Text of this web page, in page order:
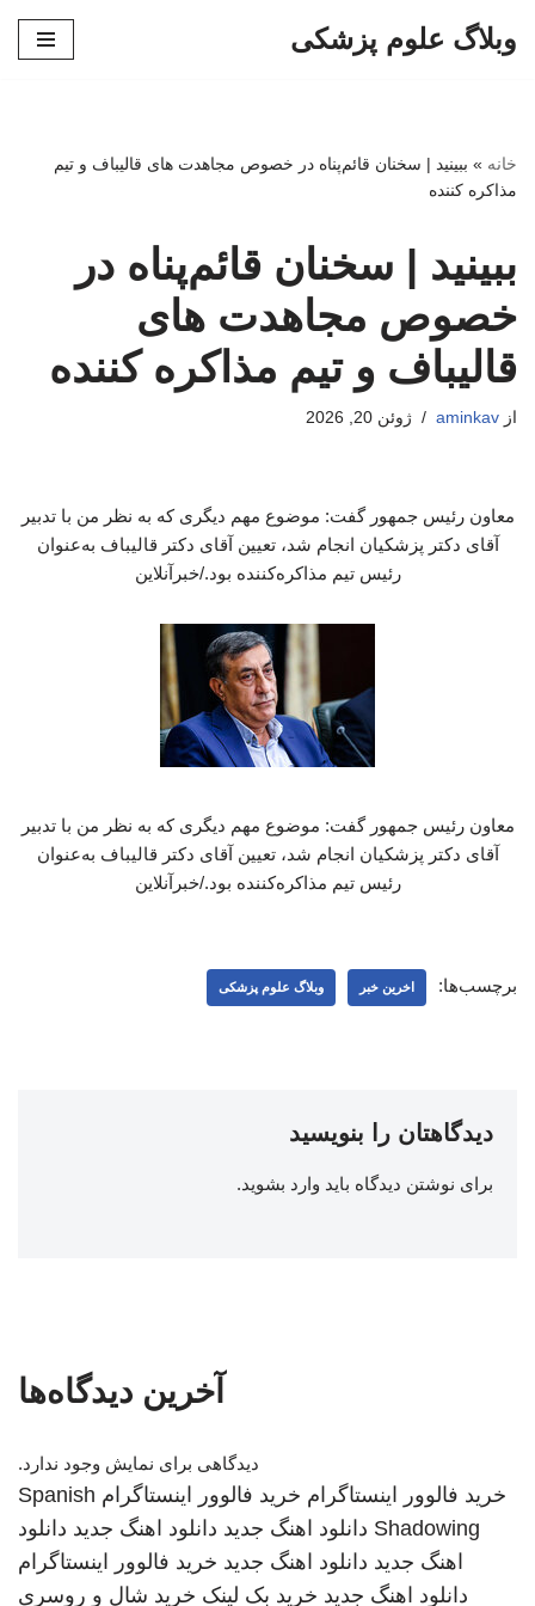
وبلاگ علوم پزشکی
خانه » ببینید | سخنان قائم‌پناه در خصوص مجاهدت های قالیباف و تیم
مذاکره کننده
ببینید | سخنان قائم‌پناه در
خصوص مجاهدت های
قالیباف و تیم مذاکره کننده
از aminkav ژوئن 20, 2026
معاون رئیس جمهور گفت: موضوع مهم دیگری که به نظر من با تدبیر
آقای دکتر پزشکیان انجام شد، تعیین آقای دکتر قالیباف به‌عنوان
رئیس تیم مذاکره‌کننده بود./خبرآنلاین
معاون رئیس جمهور گفت: موضوع مهم دیگری که به نظر من با تدبیر
آقای دکتر پزشکیان انجام شد، تعیین آقای دکتر قالیباف به‌عنوان
رئیس تیم مذاکره‌کننده بود./خبرآنلاین
برچسب‌ها: اخرین خبر وبلاگ علوم پزشکی
دیدگاهتان را بنویسید
برای نوشتن دیدگاه باید وارد بشوید.
آخرین دیدگاه‌ها
دیدگاهی برای نمایش وجود ندارد.
خرید فالوور اینستاگرام خرید فالوور اینستاگرام Spanish
Shadowing دانلود اهنگ جدید دانلود اهنگ جدید دانلود
اهنگ جدید دانلود اهنگ جدید خرید فالوور اینستاگرام
دانلود اهنگ جدید خرید بک لینک خرید شال و روسری